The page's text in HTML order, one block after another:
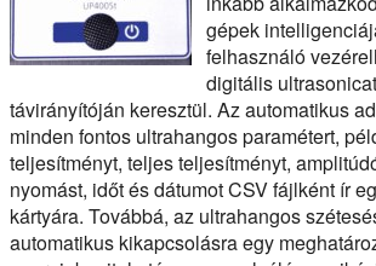
gépek
felhasználó
digitális
távirányítóján keresztül. Az automatikus
minden fontos ultrahangos paramétert,
teljesítményt, teljes teljesítményt,
nyomást, időt és dátumot CSV fájlként ír
kártyára. Továbbá, az ultrahangos
automatikus kikapcsolásra egy